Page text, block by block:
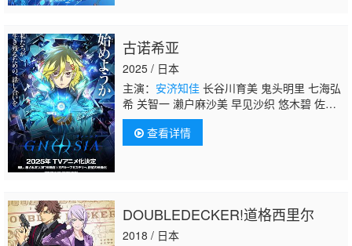
古诺希亚
2025 / 日本
主演： 安济知佳长谷川育美 鬼头明里 七海弘
希 关智一 濑户麻沙美 早见沙织 悠木碧 佐仓
绫音 中村悠一 花泽香菜 津田健次郎 大塚刚
央 江口拓也
查看详情
DOUBLEDECKER!道格西里尔
2018 / 日本